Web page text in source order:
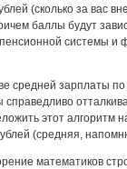
(сколько за вас
баллы будут
системы и
средней зарплаты
справедливо
этот алгоритм
(средняя,
математиков